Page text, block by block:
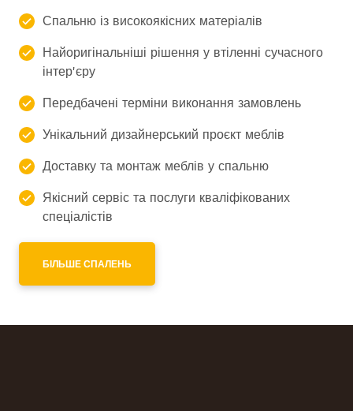
Спальню із високоякісних матеріалів
Найоригінальніші рішення у втіленні сучасного
інтер'єру
Передбачені терміни виконання замовлень
Унікальний дизайнерський проєкт меблів
Доставку та монтаж меблів у спальню
Якісний сервіс та послуги кваліфікованих
спеціалістів
БІЛЬШЕ СПАЛЕНЬ